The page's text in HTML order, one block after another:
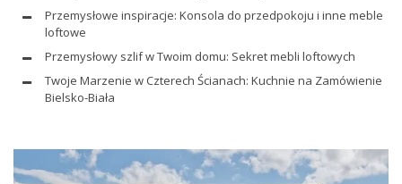
Przemysłowe inspiracje: Konsola do przedpokoju i inne meble
loftowe
Przemysłowy szlif w Twoim domu: Sekret mebli loftowych
Twoje Marzenie w Czterech Ścianach: Kuchnie na Zamówienie
Bielsko-Biała